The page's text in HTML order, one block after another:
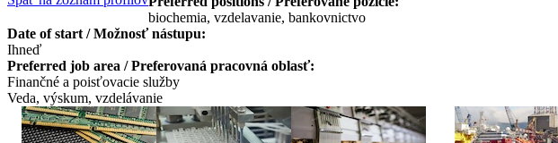
biochemia, vzdelavanie, bankovnictvo
Date of start / Možnosť nástupu:
Ihneď
Preferred job area / Preferovaná pracovná oblasť:
Finančné a poisťovacie služby
Veda, výskum, vzdelávanie